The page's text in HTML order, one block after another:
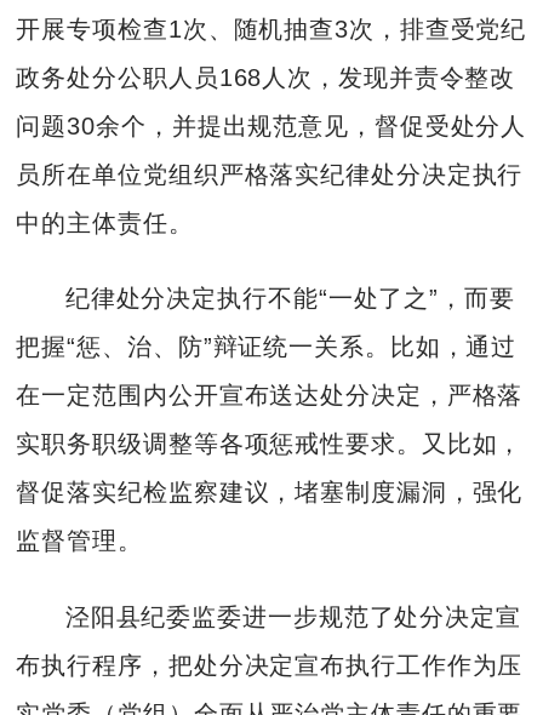
开展专项检查1次、随机抽查3次，排查受党纪
政务处分公职人员168人次，发现并责令整改
问题30余个，并提出规范意见，督促受处分人
员所在单位党组织严格落实纪律处分决定执行
中的主体责任。
纪律处分决定执行不能“一处了之”，而要
把握“惩、治、防”辩证统一关系。比如，通过
在一定范围内公开宣布送达处分决定，严格落
实职务职级调整等各项惩戒性要求。又比如，
督促落实纪检监察建议，堵塞制度漏洞，强化
监督管理。
泾阳县纪委监委进一步规范了处分决定宣
布执行程序，把处分决定宣布执行工作作为压